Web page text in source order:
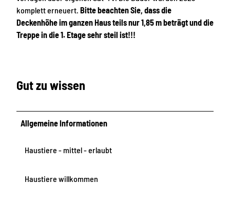
komplett erneuert. Bitte beachten Sie, dass die
Deckenhöhe im ganzen Haus teils nur 1,85 m beträgt und die
Treppe in die 1. Etage sehr steil ist!!!
Gut zu wissen
Allgemeine Informationen
Haustiere - mittel - erlaubt
Haustiere willkommen